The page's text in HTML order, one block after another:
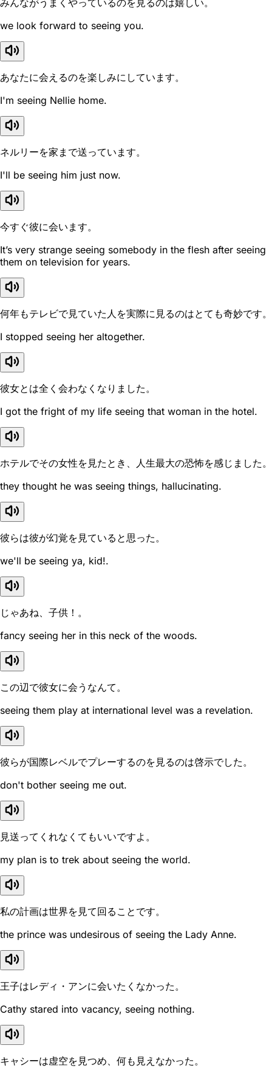
みんながうまくやっているのを見るのは嬉しい。
we look forward to seeing you.
あなたに会えるのを楽しみにしています。
I'm seeing Nellie home.
ネルリーを家まで送っています。
I'll be seeing him just now.
今すぐ彼に会います。
It’s very strange seeing somebody in the flesh after seeing
them on television for years.
何年もテレビで見ていた人を実際に見るのはとても奇妙です。
I stopped seeing her altogether.
彼女とは全く会わなくなりました。
I got the fright of my life seeing that woman in the hotel.
ホテルでその女性を見たとき、人生最大の恐怖を感じました。
they thought he was seeing things, hallucinating.
彼らは彼が幻覚を見ていると思った。
we'll be seeing ya, kid!.
じゃあね、子供！。
fancy seeing her in this neck of the woods.
この辺で彼女に会うなんて。
seeing them play at international level was a revelation.
彼らが国際レベルでプレーするのを見るのは啓示でした。
don't bother seeing me out.
見送ってくれなくてもいいですよ。
my plan is to trek about seeing the world.
私の計画は世界を見て回ることです。
the prince was undesirous of seeing the Lady Anne.
王子はレディ・アンに会いたくなかった。
Cathy stared into vacancy, seeing nothing.
キャシーは虚空を見つめ、何も見えなかった。